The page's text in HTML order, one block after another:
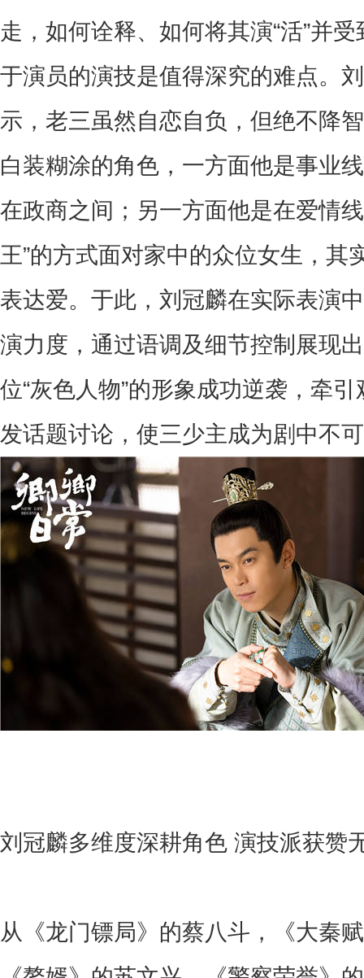
走，如何诠释、如何将其演“活”并受
于演员的演技是值得深究的难点。
示， 老三虽然自恋自负，但绝不降
白装糊涂的角色，一方面他是事业
在政商之间；另一方面他是在爱情
王”的方式面对家中的众位女生，其
表达爱。于此，刘冠麟在实际表演
演力度，通过语调及细节控制展现
位“灰色人物”的形象成功逆袭，牵
发话题讨论，使三少主成为剧中不
刘冠麟多维度深耕角色 演技派获赞
从《龙门镖局》的蔡八斗， 《大秦赋